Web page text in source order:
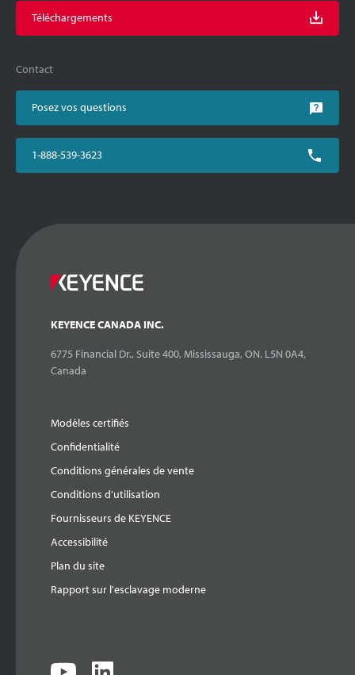
Téléchargements
Contact
Posez vos questions
1-888-539-3623
KEYENCE CANADA INC.
6775 Financial Dr., Suite 400, Mississauga, ON. L5N 0A4,
Canada
Modèles certifiés
Confidentialité
Conditions générales de vente
Conditions d'utilisation
Fournisseurs de KEYENCE
Accessibilité
Plan du site
Rapport sur l'esclavage moderne